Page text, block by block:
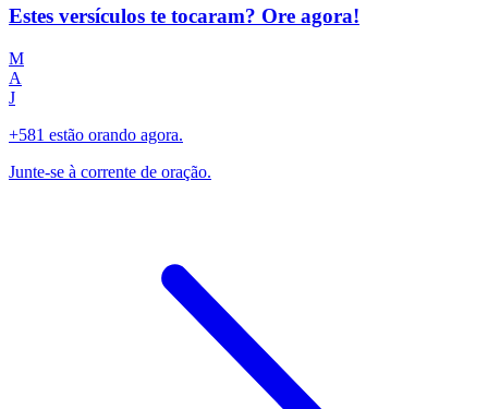
Estes versículos te tocaram? Ore agora!
M
A
J
+581 estão orando agora.
Junte-se à corrente de oração.